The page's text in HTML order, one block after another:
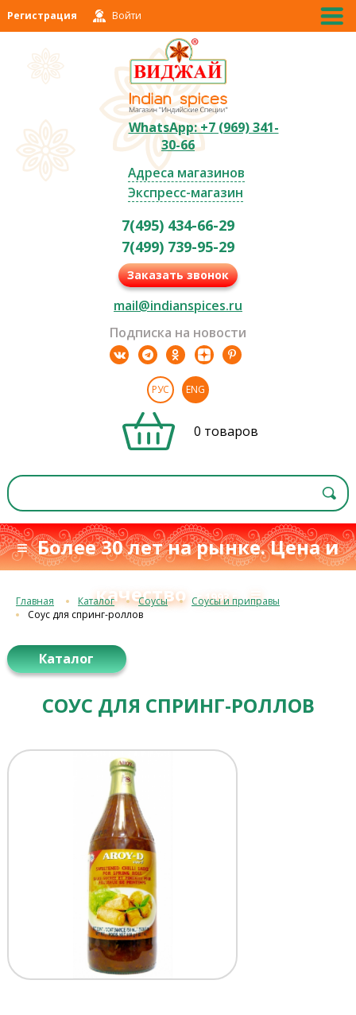
Регистрация Войти
WhatsApp: +7 (969) 341-
30-66
Адреса магазинов
Экспресс-магазин
7(495) 434-66-29
7(499) 739-95-29
Заказать звонок
mail@indianspices.ru
Подписка на новости
РУС ENG
0 товаров
≡ Более 30 лет на рынке. Цена и
качествос 1993 г.≡
Главная Каталог Соусы
Соусы и приправы
Соус для спринг-роллов
Каталог
СОУС ДЛЯ СПРИНГ-РОЛЛОВ